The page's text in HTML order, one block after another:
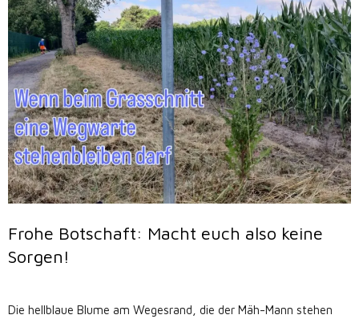
Frohe Botschaft: Macht euch also keine
Sorgen!
Die hellblaue Blume am Wegesrand, die der Mäh-Mann stehen